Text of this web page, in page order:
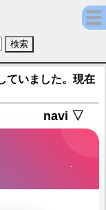
宏樹)【キャラ
ていました。現在
navi ▽